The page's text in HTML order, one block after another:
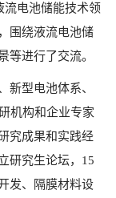
流电池储能技术领
围绕液流电池储
等进行了交流。
新型电池体系、
机构和企业专家
究成果和实践经
研究生论坛，15
发、隔膜材料设